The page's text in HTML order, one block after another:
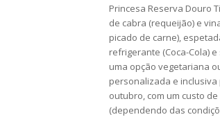
Princesa Reserva Douro
de cabra (requeijão) e
picado de carne),
refrigerante (Coca-Cola)
uma opção vegetariana
personalizada e
outubro, com um custo
(dependendo das